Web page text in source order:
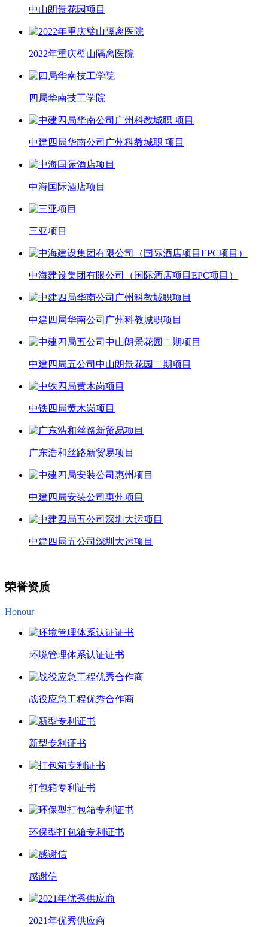
中山朗景花园项目
2022年重庆璧山隔离医院
四局华南技工学院
中建四局华南公司广州科教城职 项目
中海国际酒店项目
三亚项目
中海建设集团有限公司（国际酒店项目EPC项目）
中建四局华南公司广州科教城职项目
中建四局五公司中山朗景花园二期项目
中铁四局黄木岗项目
广东浩和丝路新贸易项目
中建四局安装公司惠州项目
中建四局五公司深圳大运项目
荣誉资质
Honour
环境管理体系认证证书
战役应急工程优秀合作商
新型专利证书
打包箱专利证书
环保型打包箱专利证书
感谢信
2021年优秀供应商